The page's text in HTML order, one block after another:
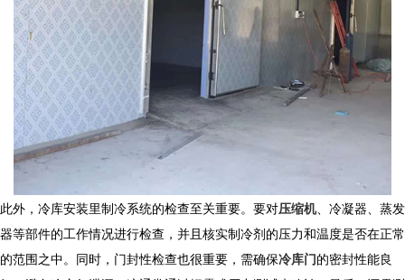
此外， 冷库安装里制冷系统的检查至关重要。要对压缩机、冷凝器、蒸发
器等部件的工作情况进行检查，并且核实制冷剂的压力和温度是否在正常
的范围之中。同时，门封性检查也很重要，需确保冷库门的密封性能良